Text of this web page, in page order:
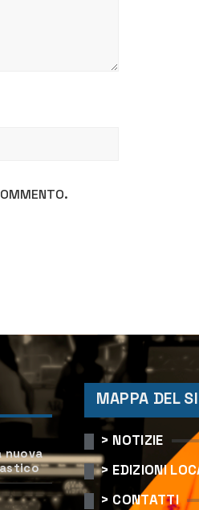
nuova
MAPPA DEL
> NOTIZIE
> EDIZIONI
> CONTATTI